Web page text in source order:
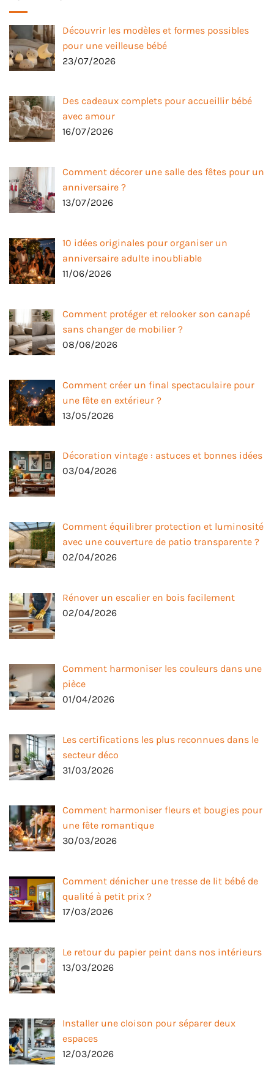
Découvrir les modèles et formes possibles
pour une veilleuse bébé
23/07/2026
Des cadeaux complets pour accueillir bébé
avec amour
16/07/2026
Comment décorer une salle des fêtes pour un
anniversaire ?
13/07/2026
10 idées originales pour organiser un
anniversaire adulte inoubliable
11/06/2026
Comment protéger et relooker son canapé
sans changer de mobilier ?
08/06/2026
Comment créer un final spectaculaire pour
une fête en extérieur ?
13/05/2026
Décoration vintage : astuces et bonnes idées
03/04/2026
Comment équilibrer protection et luminosité
avec une couverture de patio transparente ?
02/04/2026
Rénover un escalier en bois facilement
02/04/2026
Comment harmoniser les couleurs dans une
pièce
01/04/2026
Les certifications les plus reconnues dans le
secteur déco
31/03/2026
Comment harmoniser fleurs et bougies pour
une fête romantique
30/03/2026
Comment dénicher une tresse de lit bébé de
qualité à petit prix ?
17/03/2026
Le retour du papier peint dans nos intérieurs
13/03/2026
Installer une cloison pour séparer deux
espaces
12/03/2026